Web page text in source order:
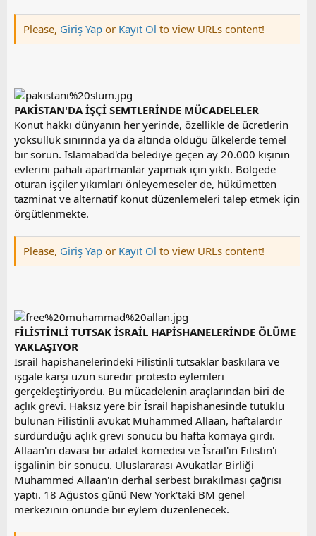
Please, Giriş Yap or Kayıt Ol to view URLs content!
PAKİSTAN'DA İŞÇİ SEMTLERİNDE MÜCADELELER
Konut hakkı dünyanın her yerinde, özellikle de ücretlerin
yoksulluk sınırında ya da altında olduğu ülkelerde temel
bir sorun. İslamabad'da belediye geçen ay 20.000 kişinin
evlerini pahalı apartmanlar yapmak için yıktı. Bölgede
oturan işçiler yıkımları önleyemeseler de, hükümetten
tazminat ve alternatif konut düzenlemeleri talep etmek için
örgütlenmekte.
Please, Giriş Yap or Kayıt Ol to view URLs content!
FİLİSTİNLİ TUTSAK İSRAİL HAPİSHANELERİNDE ÖLÜME
YAKLAŞIYOR
İsrail hapishanelerindeki Filistinli tutsaklar baskılara ve
işgale karşı uzun süredir protesto eylemleri
gerçekleştiriyordu. Bu mücadelenin araçlarından biri de
açlık grevi. Haksız yere bir İsrail hapishanesinde tutuklu
bulunan Filistinli avukat Muhammed Allaan, haftalardır
sürdürdüğü açlık grevi sonucu bu hafta komaya girdi.
Allaan'ın davası bir adalet komedisi ve İsrail'in Filistin'i
işgalinin bir sonucu. Uluslararası Avukatlar Birliği
Muhammed Allaan'ın derhal serbest bırakılması çağrısı
yaptı. 18 Ağustos günü New York'taki BM genel
merkezinin önünde bir eylem düzenlenecek.